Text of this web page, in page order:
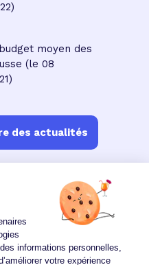
moyen des
(le 08
des actualités
doit être remboursé.
avant de